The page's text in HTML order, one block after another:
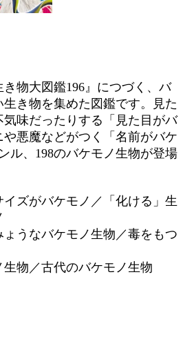
き物大図鑑196』につづく、バ
き物を集めた図鑑です。見た
気味だったりする「見た目がバ
悪魔などがつく「名前がバケ
ル、198のバケモノ生物が登場
ズがバケモノ／「化ける」生
うなバケモノ生物／毒をもつ
物／古代のバケモノ生物